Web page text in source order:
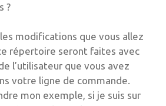
?
modifications que vous allez
répertoire seront faites avec
l’utilisateur que vous avez
votre ligne de commande.
mon exemple, si je suis sur